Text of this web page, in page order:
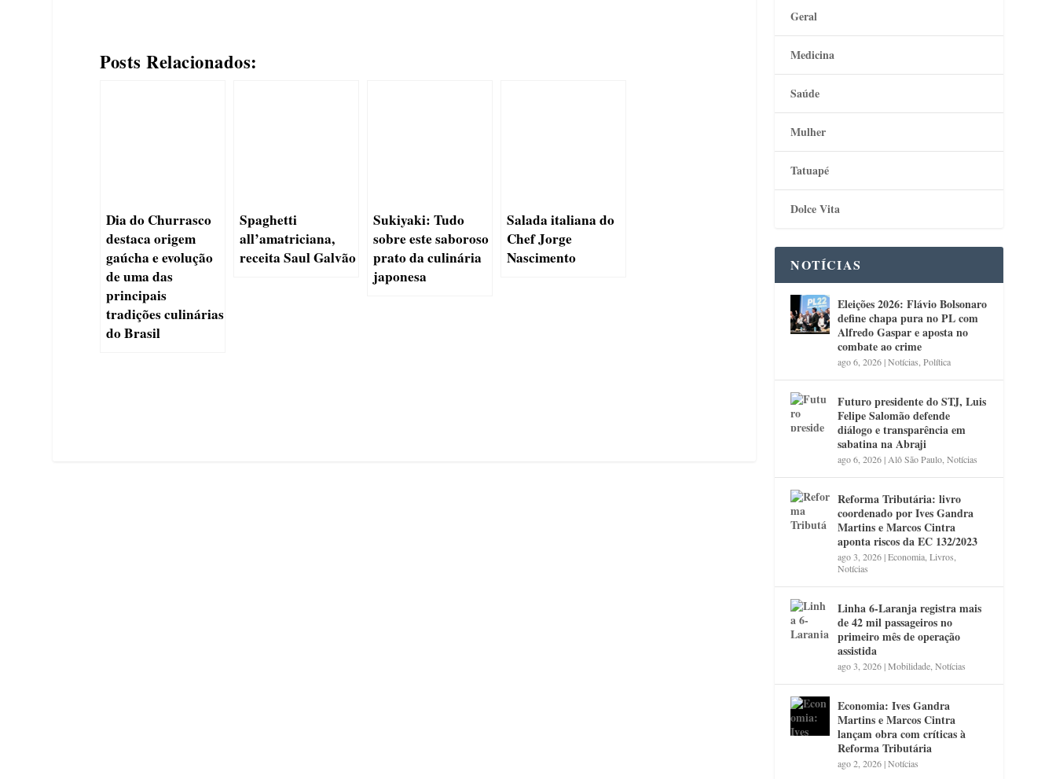
Posts Relacionados:
Dia do Churrasco
destaca origem
gaúcha e evolução
de uma das
principais
tradições culinárias
do Brasil
Spaghetti
all’amatriciana,
receita Saul Galvão
Sukiyaki: Tudo
sobre este saboroso
prato da culinária
japonesa
Salada italiana do
Chef Jorge
Nascimento
Geral
Medicina
Saúde
Mulher
Tatuapé
Dolce Vita
NOTÍCIAS
Eleições 2026: Flávio Bolsonaro
define chapa pura no PL com
Alfredo Gaspar e aposta no
combate ao crime
ago 6, 2026|Notícias ,Política
Futuro presidente do STJ, Luis
Felipe Salomão defende
diálogo e transparência em
sabatina na Abraji
ago 6, 2026| Alô São Paulo ,Notícias
Reforma Tributária: livro
coordenado por Ives Gandra
Martins e Marcos Cintra
aponta riscos da EC 132/2023
ago 3, 2026|Economia ,Livros
Notícias
Linha 6-Laranja registra mais
de 42 mil passageiros no
primeiro mês de operação
assistida
ago 3, 2026|Mobilidade ,Notícias
Economia: Ives Gandra
Martins e Marcos Cintra
lançam obra com críticas à
Reforma Tributária
ago 2, 2026|Notícias